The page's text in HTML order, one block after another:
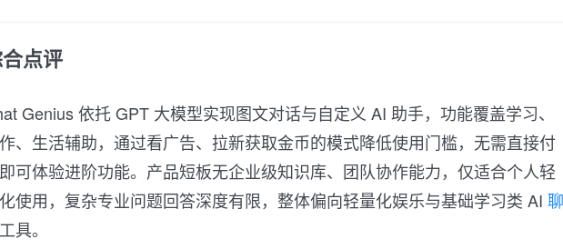
点评
Genius 依托 GPT 大模型实现图文对话与自定义 AI 助手，功能覆盖学习、
、生活辅助，通过看广告、拉新获取金币的模式降低使用门槛，无需直接付
可体验进阶功能。产品短板无企业级知识库、团队协作能力，仅适合个人轻
使用，复杂专业问题回答深度有限，整体偏向轻量化娱乐与基础学习类 AI 聊
工具。